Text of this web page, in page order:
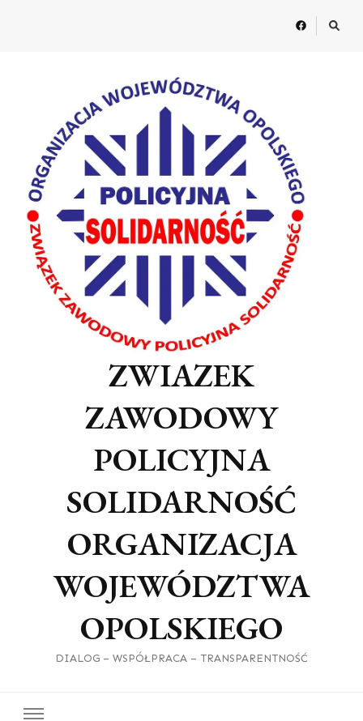
ZWIAZEK
ZAWODOWY
POLICYJNA
SOLIDARNOŚĆ
ORGANIZACJA
WOJEWÓDZTWA
OPOLSKIEGO
DIALOG – WSPÓŁPRACA – TRANSPARENTNOŚĆ